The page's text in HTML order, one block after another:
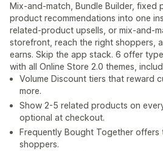
Mix-and-match, Bundle Builder, fixed
product recommendations into one
related-product upsells, or mix-and-
storefront, reach the right shoppers,
earns. Skip the app stack. 6 offer
with all Online Store 2.0 themes,
Volume Discount tiers that reward
more.
Show 2-5 related products on
optional at checkout.
Frequently Bought Together offers
shoppers.